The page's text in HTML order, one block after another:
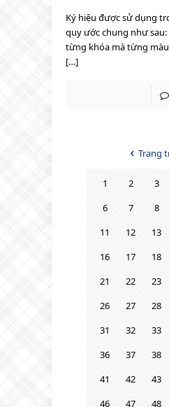
Ký hiệu được sử dụng
quy ước chung như
từng khóa mà từng
[…]
Trang
1 2 3
6
7 8
11
12 13
16
17 18
21
22 23
26
27 28
31
32 33
36
37 38
41
42 43
46
47 48